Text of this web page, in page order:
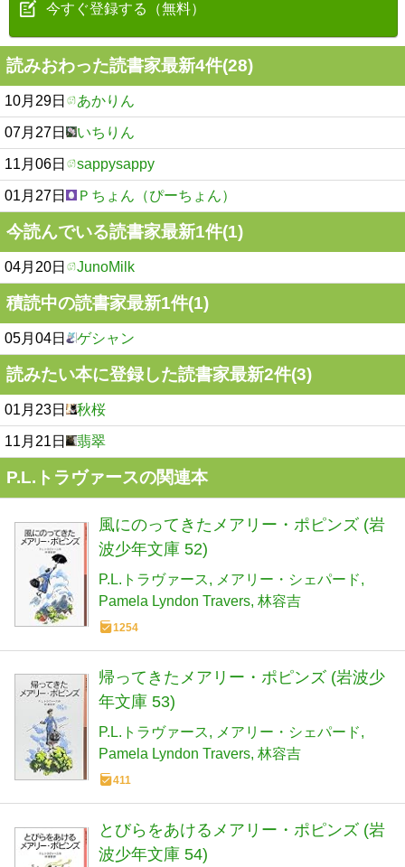
今すぐ登録する（無料）
読みおわった読書家最新4件(28)
10月29日 あかりん
07月27日 いちりん
11月06日 sappysappy
01月27日 Ｐちょん（ぴーちょん）
今読んでいる読書家最新1件(1)
04月20日 JunoMilk
積読中の読書家最新1件(1)
05月04日 ゲシャン
読みたい本に登録した読書家最新2件(3)
01月23日 秋桜
11月21日 翡翠
P.L.トラヴァースの関連本
風にのってきたメアリー・ポピンズ (岩
波少年文庫 52)
P.L.トラヴァース
メアリー・シェパード
Pamela Lyndon Travers 林容吉
1254
帰ってきたメアリー・ポピンズ (岩波少
年文庫 53)
P.L.トラヴァース
メアリー・シェパード
Pamela Lyndon Travers 林容吉
411
とびらをあけるメアリー・ポピンズ (岩
波少年文庫 54)